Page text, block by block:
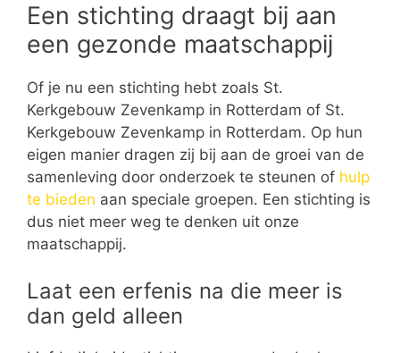
Een stichting draagt bij aan
een gezonde maatschappij
Of je nu een stichting hebt zoals St.
Kerkgebouw Zevenkamp in Rotterdam of St.
Kerkgebouw Zevenkamp in Rotterdam. Op hun
eigen manier dragen zij bij aan de groei van de
samenleving door onderzoek te steunen of hulp
te bieden aan speciale groepen. Een stichting is
dus niet meer weg te denken uit onze
maatschappij.
Laat een erfenis na die meer is
dan geld alleen